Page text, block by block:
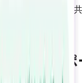
、複雑な問題を
。
ーバルサポ